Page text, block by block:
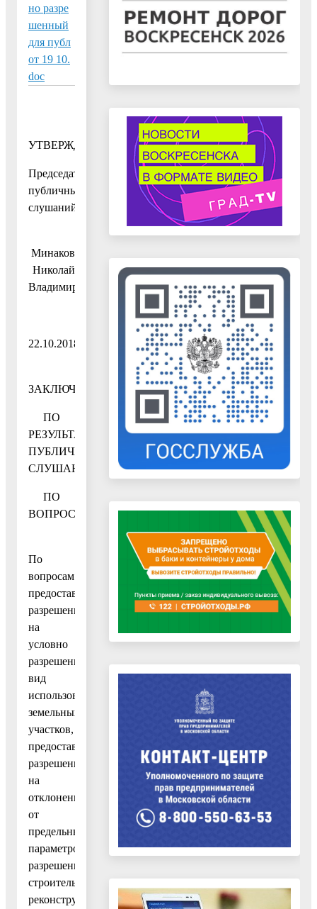
но разре
шенный
для публ
от 19 10.
doc
УТВЕРЖДАЮ
Председатель
публичных
слушаний
Минаков
Николай
Владимирович
22.10.2018
ЗАКЛЮЧЕНИЕ
ПО
РЕЗУЛЬТАТАМ
ПУБЛИЧНЫХ
СЛУШАНИЙ
ПО
ВОПРОСАМ
По
вопросам
предоставления
разрешения
на
условно
разрешенный
вид
использования
земельных
участков,
предоставления
разрешения
на
отклонение
от
предельных
параметров
разрешенного
строительства,
реконструкции